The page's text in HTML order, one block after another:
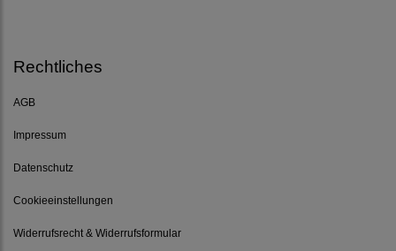
Rechtliches
AGB
Impressum
Datenschutz
Cookieeinstellungen
Widerrufsrecht & Widerrufsformular